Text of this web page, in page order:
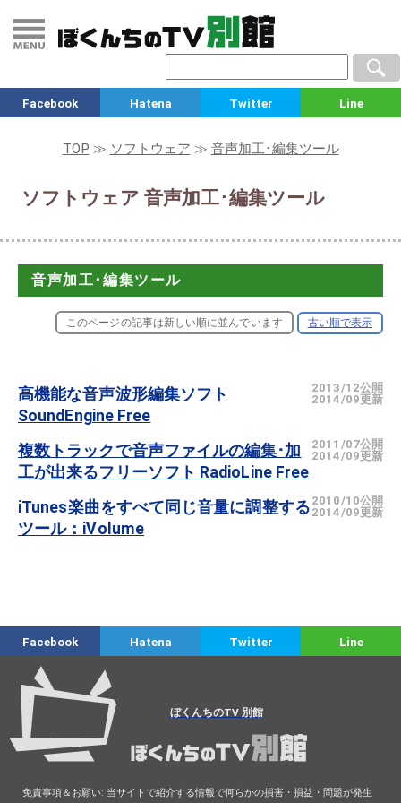
Facebook Hatena Twitter Line
TOP ≫ ソフトウェア ≫ 音声加工･編集ツール
ソフトウェア 音声加工･編集ツール
音声加工･編集ツール
このページの記事は新しい順に並んでいます 古い順で表示
2013/12公開
2014/09更新
高機能な音声波形編集ソフト
SoundEngine Free
2011/07公開
2014/09更新
複数トラックで音声ファイルの編集･加
工が出来るフリーソフト RadioLine Free
2010/10公開
2014/09更新
iTunes楽曲をすべて同じ音量に調整する
ツール：iVolume
Facebook Hatena Twitter Line
ぼくんちのTV 別館
免責事項＆お願い: 当サイトで紹介する情報で何らかの損害・損益・問題が発生